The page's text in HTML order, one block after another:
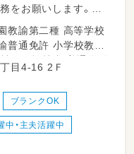
をお願いします。
のサポート
つ・レクリエーション
作成の補助
ーション
報告など）
目4-16 2Ｆ
ブランクOK
中・主夫活躍中